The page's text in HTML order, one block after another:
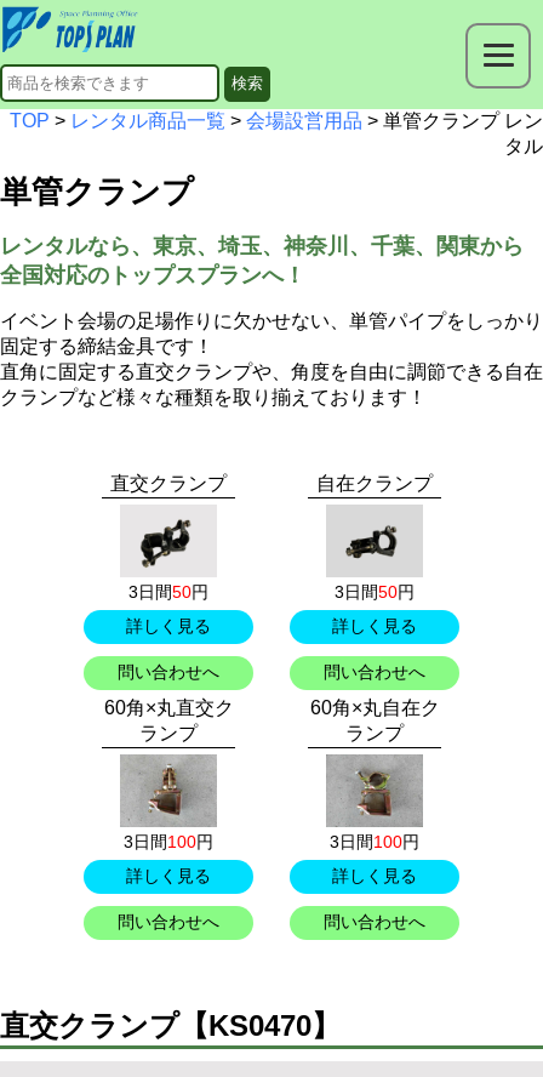
単管クランプ
レンタルなら、東京、埼玉、神奈川、千葉、関東から
全国対応のトップスプランへ！
TOP > レンタル商品一覧 > 会場設営用品 > 単管クランプ レン
タル
イベント会場の足場作りに欠かせない、単管パイプをしっかり
固定する締結金具です！
直角に固定する直交クランプや、角度を自由に調節できる自在
クランプなど様々な種類を取り揃えております！
直交クランプ
3日間50円
詳しく見る
問い合わせへ
自在クランプ
3日間50円
詳しく見る
問い合わせへ
60角×丸直交ク
ランプ
3日間100円
詳しく見る
問い合わせへ
60角×丸自在ク
ランプ
3日間100円
詳しく見る
問い合わせへ
直交クランプ【KS0470】